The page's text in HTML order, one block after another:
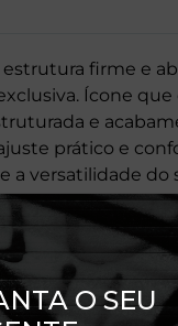
estrutura firme e
Ícone que
e
prático e
a versatilidade do